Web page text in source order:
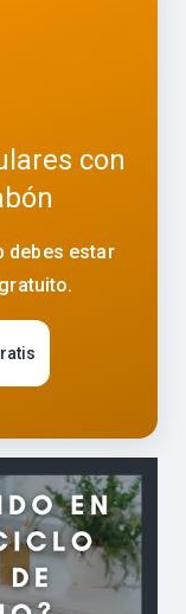
con
debes estar